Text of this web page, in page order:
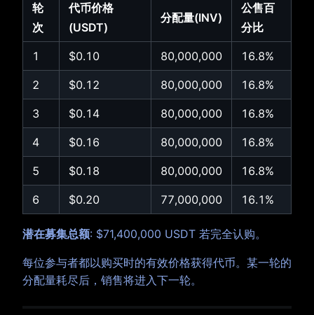
轮
次
代币价格
(USDT)
分配量(INV)
公售百
分比
1 $0.10 80,000,000 16.8%
2 $0.12 80,000,000 16.8%
3 $0.14 80,000,000 16.8%
4 $0.16 80,000,000 16.8%
5 $0.18 80,000,000 16.8%
6 $0.20 77,000,000 16.1%
潜在募集总额: $71,400,000 USDT 若完全认购。
每位参与者都以购买时的有效价格获得代币。某一轮的
分配量耗尽后，销售将进入下一轮。